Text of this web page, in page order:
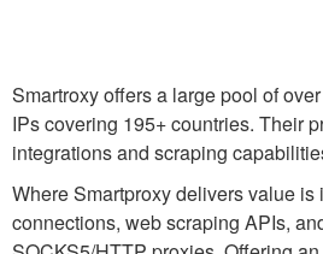
Smartroxy offers a large pool of
IPs covering 195+ countries. Their
integrations and scraping
Where Smartproxy delivers value is
connections, web scraping APIs,